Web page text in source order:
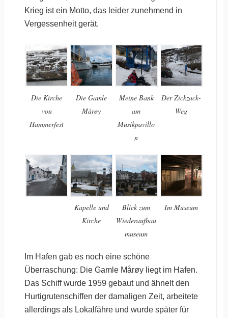
Krieg ist ein Motto, das leider zunehmend in
Vergessenheit gerät.
Die Kirche
von
Hammerfest
Die Gamle
Mårøy
Meine Bank
am
Musikpavillo
n
Der Zickzack-
Weg
Kapelle und
Kirche
Blick zum
Wiederaufbau
museum
Im Museum
Im Hafen gab es noch eine schöne
Überraschung: Die Gamle Mårøy liegt im Hafen.
Das Schiff wurde 1959 gebaut und ähnelt den
Hurtigrutenschiffen der damaligen Zeit, arbeitete
allerdings als Lokalfähre und wurde später für